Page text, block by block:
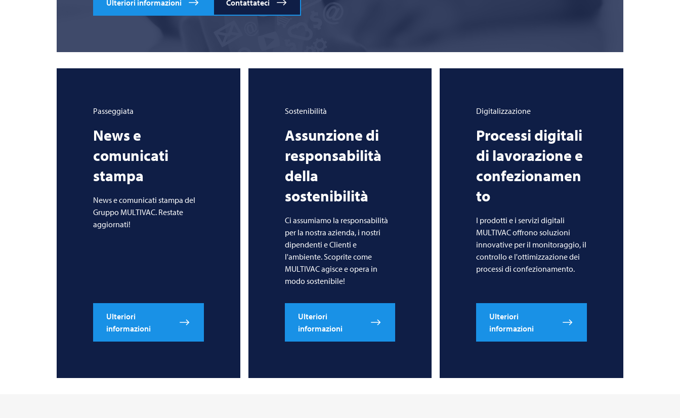
Ulteriori informazioni Contattateci
Passeggiata
News e
comunicati
stampa
News e comunicati stampa del
Gruppo MULTIVAC. Restate
aggiornati!
Ulteriori
informazioni
Sostenibilità
Assunzione di
responsabilità
della
sostenibilità
Ci assumiamo la responsabilità
per la nostra azienda, i nostri
dipendenti e Clienti e
l'ambiente. Scoprite come
MULTIVAC agisce e opera in
modo sostenibile!
Ulteriori
informazioni
Digitalizzazione
Processi digitali
di lavorazione e
confezionamen
to
I prodotti e i servizi digitali
MULTIVAC offrono soluzioni
innovative per il monitoraggio, il
controllo e l'ottimizzazione dei
processi di confezionamento.
Ulteriori
informazioni